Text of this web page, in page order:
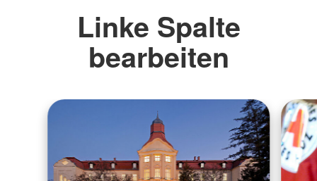
Linke Spalte
bearbeiten